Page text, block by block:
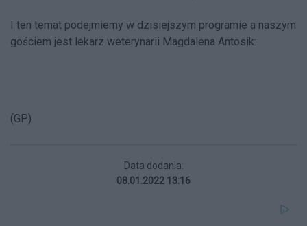
I ten temat podejmiemy w dzisiejszym programie a naszym
gościem jest lekarz weterynarii Magdalena Antosik:
(GP)
Data dodania:
08.01.2022 13:16